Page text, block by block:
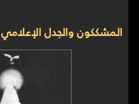
المشككون والجدل الإعلامي